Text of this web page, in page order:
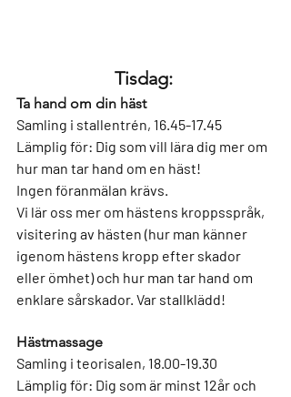
Tisdag:
Ta hand om din häst
Samling i stallentrén, 16.45-17.45
Lämplig för: Dig som vill lära dig mer om
hur man tar hand om en häst!
Ingen föranmälan krävs.
Vi lär oss mer om hästens kroppsspråk,
visitering av hästen (hur man känner
igenom hästens kropp efter skador
eller ömhet) och hur man tar hand om
enklare sårskador. Var stallklädd!
Hästmassage
Samling i teorisalen, 18.00-19.30
Lämplig för: Dig som är minst 12år och